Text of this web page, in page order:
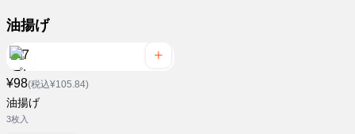
油揚げ
¥98(税込¥105.84)
油揚げ
3枚入